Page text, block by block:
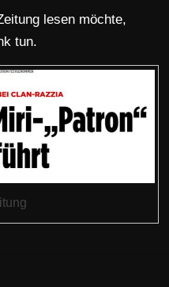
lesen möchte,
tun.